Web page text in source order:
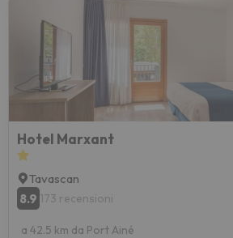
Hotel Marxant
Tavascan
8.9 173 recensioni
a 42.5 km da Port Ainé